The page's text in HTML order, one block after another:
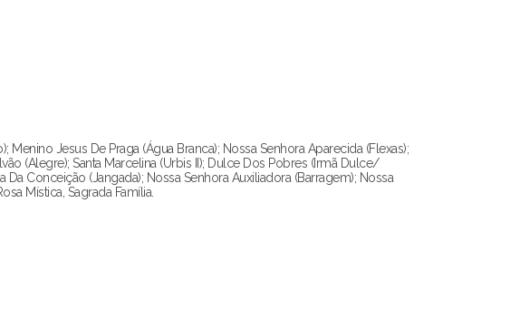
Jesus De Praga (Água Branca); Nossa Senhora Aparecida (Flexas);
(Alegre); Santa Marcelina (Urbis II); Dulce Dos Pobres (Irmã Dulce/
Conceição (Jangada); Nossa Senhora Auxiliadora (Barragem); Nossa
Mística, Sagrada Família.